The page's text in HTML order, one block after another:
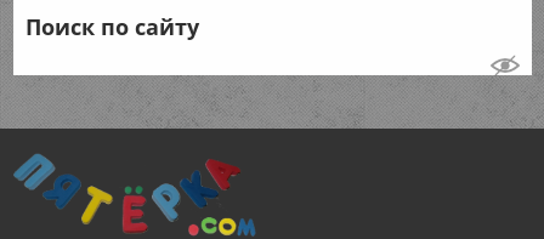
Поиск по сайту